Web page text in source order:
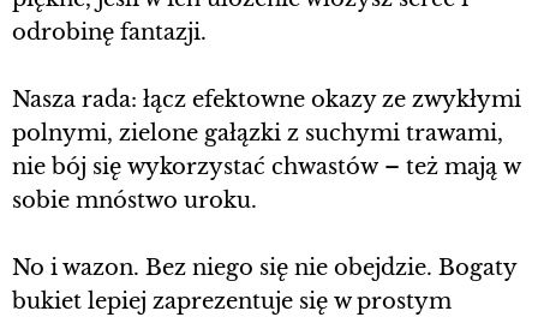
odrobinę fantazji.
Nasza rada: łącz efektowne okazy ze zwykłymi
polnymi, zielone gałązki z suchymi trawami,
nie bój się wykorzystać chwastów – też mają w
sobie mnóstwo uroku.
No i wazon. Bez niego się nie obejdzie. Bogaty
bukiet lepiej zaprezentuje się w prostym